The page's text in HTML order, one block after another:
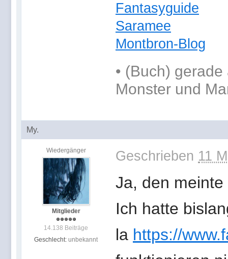
Fantasyguide
Saramee
Montbron-Blog
• (Buch) gerade
Monster und
My.
Wiedergänger
Mitglieder
14.138 Beiträge
Geschlecht: unbekannt
Geschrieben 11
Ja, den meinte
Ich hatte
la https://